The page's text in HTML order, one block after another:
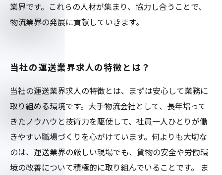
業界です。これらの人材が集まり、協力し合うことで、
物流業界の発展に貢献していきます。
当社の運送業界求人の特徴とは？
当社の運送業界求人の特徴とは、まずは安心して業務に
取り組める環境です。大手物流会社として、長年培って
きたノウハウと技術力を駆使して、社員一人ひとりが働
きやすい職場づくりを心がけています。何よりも大切な
のは、運送業界の厳しい現場でも、貨物の安全や労働環
境の改善について積極的に取り組んでいることです。 ま